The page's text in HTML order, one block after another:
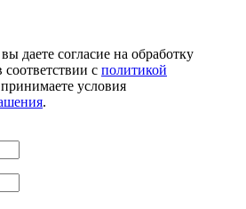
даете согласие на обработку
с политикой
условия
.